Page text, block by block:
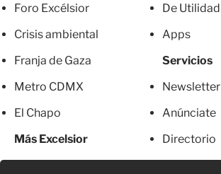
Foro Excélsior
Crisis ambiental
Franja de Gaza
Metro CDMX
El Chapo
Más Excelsior
De Utilidad
Apps
Servicios
Newsletter
Anúnciate
Directorio